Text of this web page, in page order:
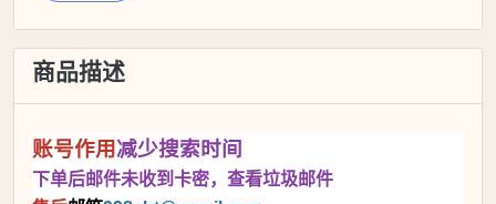
商品描述
账号作用减少搜索时间
下单后邮件未收到卡密，查看垃圾邮件